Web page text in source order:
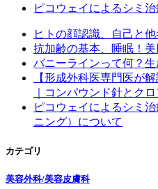
ピコウェイによるシミ治
ヒトの顔認識、自己と
抗加齢の基本、睡眠！美
バニーラインって何？
【形成外科医専門医が
｜コンパウンド針とク
ピコウェイによるシミ
ニング）について
カテゴリ
美容外科/美容皮膚科